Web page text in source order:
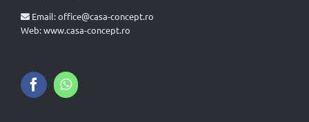
Email:office@casa-concept.ro
Web: www.casa-concept.ro